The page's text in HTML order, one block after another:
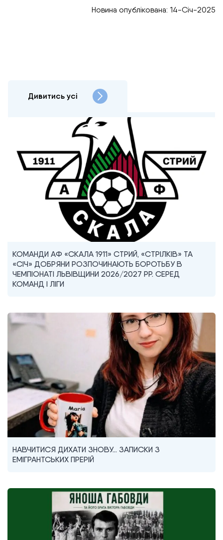
Новина опублікована: 14-Січ-2025
Дивитись усі
КОМАНДИ АФ «СКАЛА 1911» СТРИЙ, «СТРІЛКІВ» ТА
«СІЧ» ДОБРЯНИ РОЗПОЧИНАЮТЬ БОРОТЬБУ В
ЧЕМПІОНАТІ ЛЬВІВЩИНИ 2026/2027 РР. СЕРЕД
КОМАНД I ЛІГИ
НАВЧИТИСЯ ДИХАТИ ЗНОВУ… ЗАПИСКИ З
ЕМІГРАНТСЬКИХ ПРЕРІЙ